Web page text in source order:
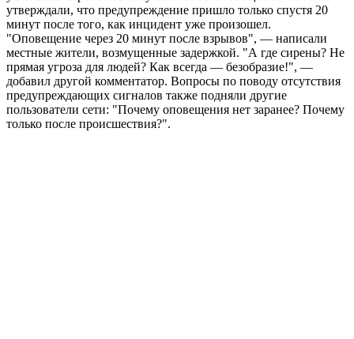
утверждали, что предупреждение пришло только спустя 20
минут после того, как инцидент уже произошел.
"Оповещение через 20 минут после взрывов", — написали
местные жители, возмущенные задержкой. "А где сирены? Не
прямая угроза для людей? Как всегда — безобразие!", —
добавил другой комментатор. Вопросы по поводу отсутствия
предупреждающих сигналов также подняли другие
пользователи сети: "Почему оповещения нет заранее? Почему
только после происшествия?".